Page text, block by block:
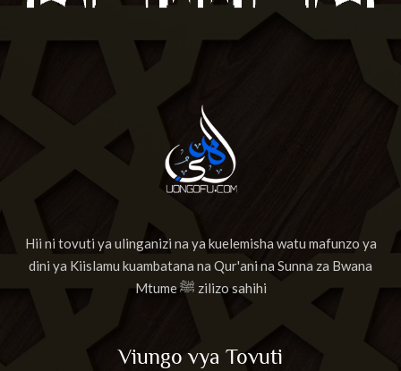
Hii ni tovuti ya ulinganizi na ya kuelemisha watu mafunzo ya
dini ya Kiislamu kuambatana na Qur'ani na Sunna za Bwana
Mtume ﷺ zilizo sahihi
Viungo vya Tovuti